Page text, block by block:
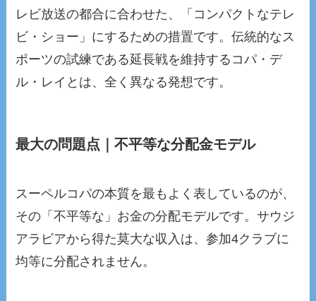
レビ放送の都合に合わせた、「コンパクトなテレ
ビ・ショー」にするための措置です。伝統的なス
ポーツの試練である延長戦を維持するコパ・デ
ル・レイとは、全く異なる発想です。
最大の問題点｜不平等な分配金モデル
スーペルコパの本質を最もよく表しているのが、
その「不平等な」お金の分配モデルです。サウジ
アラビアから得た莫大な収入は、参加4クラブに
均等に分配されません。